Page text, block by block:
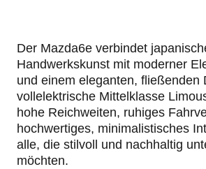
Der Mazda6e verbindet
Handwerkskunst mit moderner
und einem eleganten, fließenden
vollelektrische Mittelklasse
hohe Reichweiten, ruhiges
hochwertiges, minimalistisches
alle, die stilvoll und nachhaltig
möchten.